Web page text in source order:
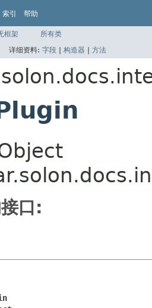
索引 帮助
框架
所有类
详细资料: 字段 | 构造器 | 方法
口: